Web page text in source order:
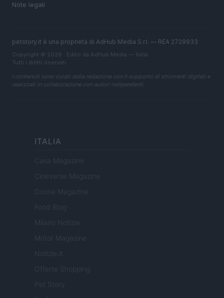
Note legali
petstory.it è una proprietà di AdHub Media S.r.l. — REA 2729933
Copyright © 2026 · Edito da AdHub Media — Italia
Tutti i diritti riservati
I contenuti sono curati dalla redazione con il supporto di strumenti digitali e
realizzati in collaborazione con autori indipendenti.
ITALIA
Casa Magazine
Cineverse Magazine
Donne Magazine
Food Blog
Milano Notizie
Motor Magazine
Notizie.it
Offerte Shopping